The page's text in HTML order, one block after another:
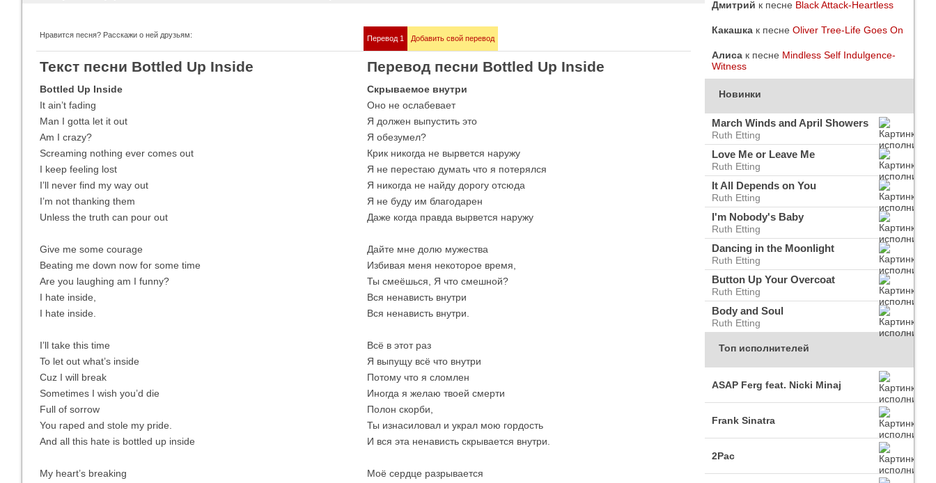
Imagine Dragons
Все песни
Demis Roussos
Все песни
Все песни
Нравится песня? Расскажи о ней друзьям:
Текст песни Bottled Up Inside
Перевод 1 Добавить свой перевод
Перевод песни Bottled Up Inside
Bottled Up Inside
It ain’t fading
Man I gotta let it out
Am I crazy?
Screaming nothing ever comes out
I keep feeling lost
I’ll never find my way out
I’m not thanking them
Unless the truth can pour out
Give me some courage
Beating me down now for some time
Are you laughing am I funny?
I hate inside,
I hate inside.
I’ll take this time
To let out what’s inside
Cuz I will break
Sometimes I wish you’d die
Full of sorrow
You raped and stole my pride.
And all this hate is bottled up inside
My heart’s breaking
Скрываемое внутри
Оно не ослабевает
Я должен выпустить это
Я обезумел?
Крик никогда не вырвется наружу
Я не перестаю думать что я потерялся
Я никогда не найду дорогу отсюда
Я не буду им благодарен
Даже когда правда вырвется наружу
Дайте мне долю мужества
Избивая меня некоторое время,
Ты смеёшься, Я что смешной?
Вся ненависть внутри
Вся ненависть внутри.
Всё в этот раз
Я выпущу всё что внутри
Потому что я сломлен
Иногда я желаю твоей смерти
Полон скорби,
Ты изнасиловал и украл мою гордость
И вся эта ненависть скрывается внутри.
Моё сердце разрывается
Дмитрий к песне Black Attack-Heartless
Какашка к песне Oliver Tree-Life Goes On
Алиса к песне Mindless Self Indulgence-
Witness
Новинки
March Winds and April Showers
Ruth Etting
Love Me or Leave Me
Ruth Etting
It All Depends on You
Ruth Etting
I'm Nobody's Baby
Ruth Etting
Dancing in the Moonlight
Ruth Etting
Button Up Your Overcoat
Ruth Etting
Body and Soul
Ruth Etting
Топ исполнителей
ASAP Ferg feat. Nicki Minaj
Frank Sinatra
2Pac